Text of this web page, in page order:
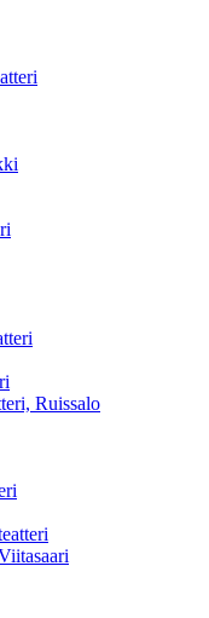
Ruissalo